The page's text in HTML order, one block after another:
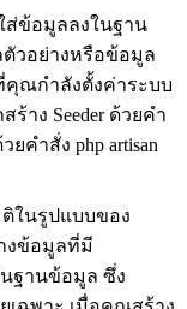
ใส่ข้อมูลลงในฐาน
วอย่างหรือข้อมูล
คุณกำลังตั้งค่าระบบ
าง Seeder ด้วยคำ
วยคำสั่ง php artisan
ติในรูปแบบของ
งข้อมูลที่มี
ฐานข้อมูล ซึ่ง